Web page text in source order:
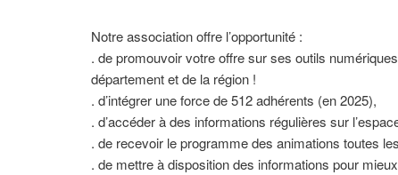
Notre association offre l’opportunité :
. de promouvoir votre offre sur ses outils
département et de la région !
. d’intégrer une force de 512 adhérents (en 2025),
. d’accéder à des informations régulières sur
. de recevoir le programme des animations toutes
. de mettre à disposition des informations pour